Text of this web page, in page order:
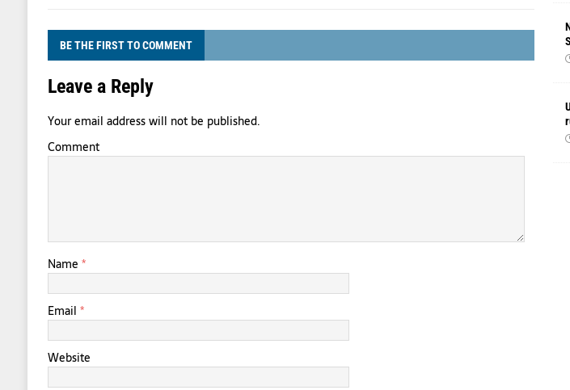
BE THE FIRST TO COMMENT
Leave a Reply
Your email address will not be published.
Comment
Name *
Email *
Website